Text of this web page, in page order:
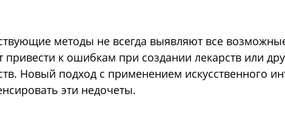
методы не всегда выявляют все
привести к ошибкам при создании лекарств или
Новый подход с применением искусственного
эти недочеты.